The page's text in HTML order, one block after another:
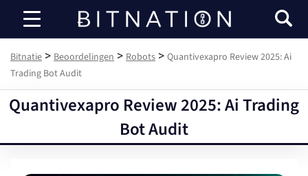
Bitnatie
Bitnatie > Beoordelingen > Robots > Quantivexapro Review 2025: Ai
Trading Bot Audit
Quantivexapro Review 2025: Ai Trading
Bot Audit